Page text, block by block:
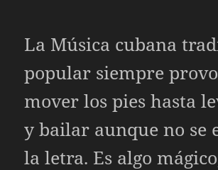
La Música cubana
popular siempre
mover los pies hasta
y bailar aunque no se
la letra. Es algo